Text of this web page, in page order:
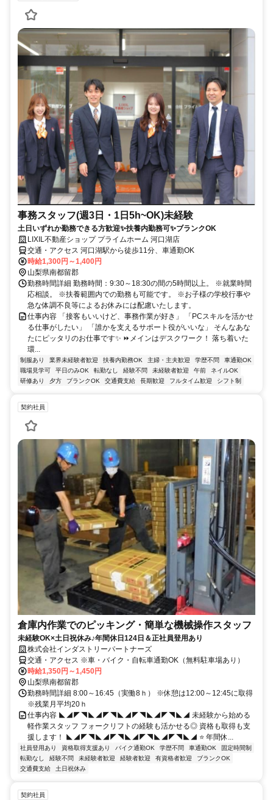
事務スタッフ(週3日・1日5h~OK)未経験
土日いずれか勤務できる方歓迎✨扶養内勤務可✨ブランクOK
LIXIL不動産ショップ プライムホーム 河口湖店
交通・アクセス 河口湖駅から徒歩11分、車通勤OK
時給1,300円～1,400円
山梨県南都留郡
勤務時間詳細 勤務時間：9:30～18:30の間の5時間以上。 ※就業時間
応相談。 ※扶養範囲内での勤務も可能です。 ※お子様の学校行事や
急な体調不良等によるお休みには配慮いたします。
仕事内容 「接客もいいけど、事務作業が好き」 「PCスキルを活かせ
る仕事がしたい」 「誰かを支えるサポート役がいいな」 そんなあな
たにピッタリのお仕事です✨ ⏩メインはデスクワーク！ 落ち着いた
環...
制服あり 業界未経験者歓迎 扶養内勤務OK 主婦・主夫歓迎 学歴不問
車通勤OK
職場見学可
平日のみOK 転勤なし 経験不問 未経験者歓迎 午前
ネイルOK
研修あり
夕方 ブランクOK 交通費支給 長期歓迎 フルタイム歓迎 シフト制
契約社員
倉庫内作業でのピッキング・簡単な機械操作スタッフ
未経験OK×土日祝休み♪年間休日124日＆正社員登用あり
株式会社インダストリーパートナーズ
交通・アクセス ※車・バイク・自転車通勤OK（無料駐車場あり）
時給1,350円～1,450円
山梨県南都留郡
勤務時間詳細 8:00～16:45（実働8ｈ） ※休憩は12:00～12:45に取得
※残業月平均20ｈ
仕事内容 ◣◢◤◥◣◢◤◥◣◢◤◥◣◢◤◥◣◢ 未経験から始める
軽作業スタッフ フォークリフトの経験も活かせる◎ 資格も取得も支
援します！ ◣◢◤◥◣◢◤◥◣◢◤◥◣◢◤◥◣◢ ⭐ 年間休...
社員登用あり 資格取得支援あり バイク通勤OK 学歴不問 車通勤OK
固定時間制
転勤なし
経験不問 未経験者歓迎 経験者歓迎 有資格者歓迎
ブランクOK
交通費支給
土日祝休み
契約社員